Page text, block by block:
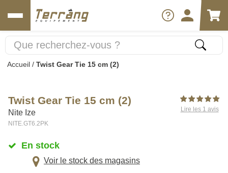
Accueil / Twist Gear Tie 15 cm (2)
Twist Gear Tie 15 cm (2)
Nite Ize
NITE.GT6.2PK
Lire les 1 avis
En stock
Voir le stock des magasins